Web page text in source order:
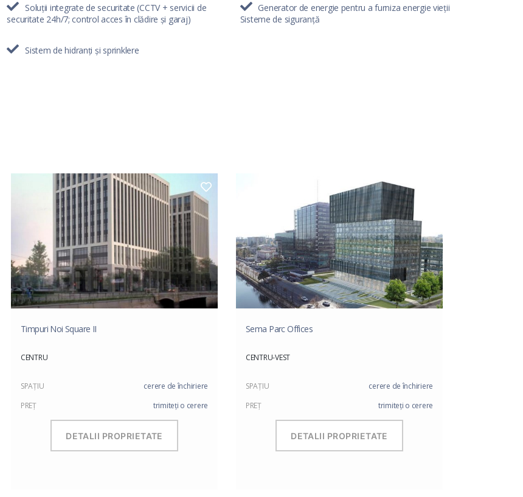
Soluții integrate de securitate (CCTV + servicii de
securitate 24h/7; control acces în clădire și garaj)
Generator de energie pentru a furniza energie vieții
Sisteme de siguranță
Sistem de hidranți și sprinklere
Timpuri Noi Square II
CENTRU
SPAŢIU
cerere de închiriere
PREŢ
trimiteți o cerere
DETALII PROPRIETATE
Sema Parc Offices
CENTRU-VEST
SPAŢIU
cerere de închiriere
PREŢ
trimiteți o cerere
DETALII PROPRIETATE